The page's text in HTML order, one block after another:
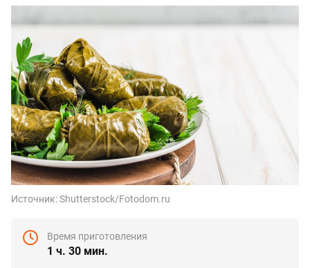
Источник:Shutterstock/Fotodom.ru
Время приготовления
1 ч. 30 мин.